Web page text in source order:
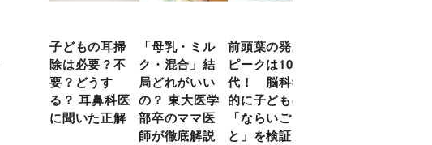
子どもの耳掃
除は必要？不
要？どうす
る？ 耳鼻科医
に聞いた正解
「母乳・ミル
ク・混合」結
局どれがいい
の？ 東大医学
部卒のママ医
師が徹底解説
前頭葉の発達
ピークは10
代！ 脳科学
的に子どもの
「ならいご
と」を検証